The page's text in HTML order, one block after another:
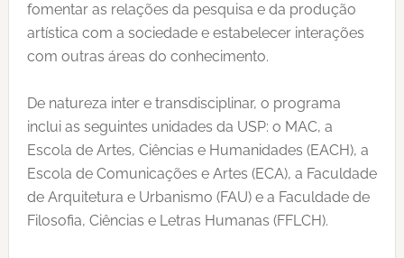
fomentar as relações da pesquisa e da produção
artística com a sociedade e estabelecer interações
com outras áreas do conhecimento.
De natureza inter e transdisciplinar, o programa
inclui as seguintes unidades da USP: o MAC, a
Escola de Artes, Ciências e Humanidades (EACH), a
Escola de Comunicações e Artes (ECA), a Faculdade
de Arquitetura e Urbanismo (FAU) e a Faculdade de
Filosofia, Ciências e Letras Humanas (FFLCH).